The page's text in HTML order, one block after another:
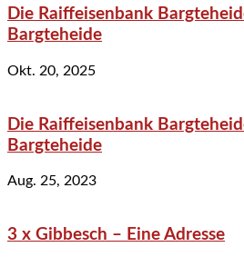
Die Raiffeisenbank
Bargteheide
Okt. 20, 2025
Die Raiffeisenbank
Bargteheide
Aug. 25, 2023
3 x Gibbesch – Eine Adresse